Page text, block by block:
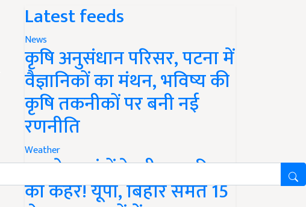
Latest feeds
News
कृषि अनुसंधान परिसर, पटना में
वैज्ञानिकों का मंथन, भविष्य की
कृषि तकनीकों पर बनी नई
रणनीति
Weather
अगले 12 घंटों के भीतर बारिश
का कहर! यूपी, बिहार समेत 15